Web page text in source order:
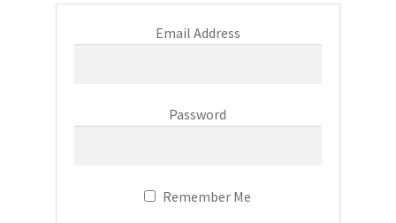
Email Address
Password
Remember Me